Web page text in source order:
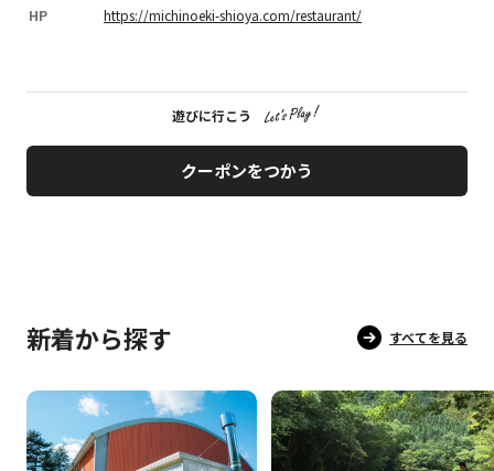
HP https://michinoeki-shioya.com/restaurant/
遊びに行こう
クーポンをつかう
新着から探す すべてを見る